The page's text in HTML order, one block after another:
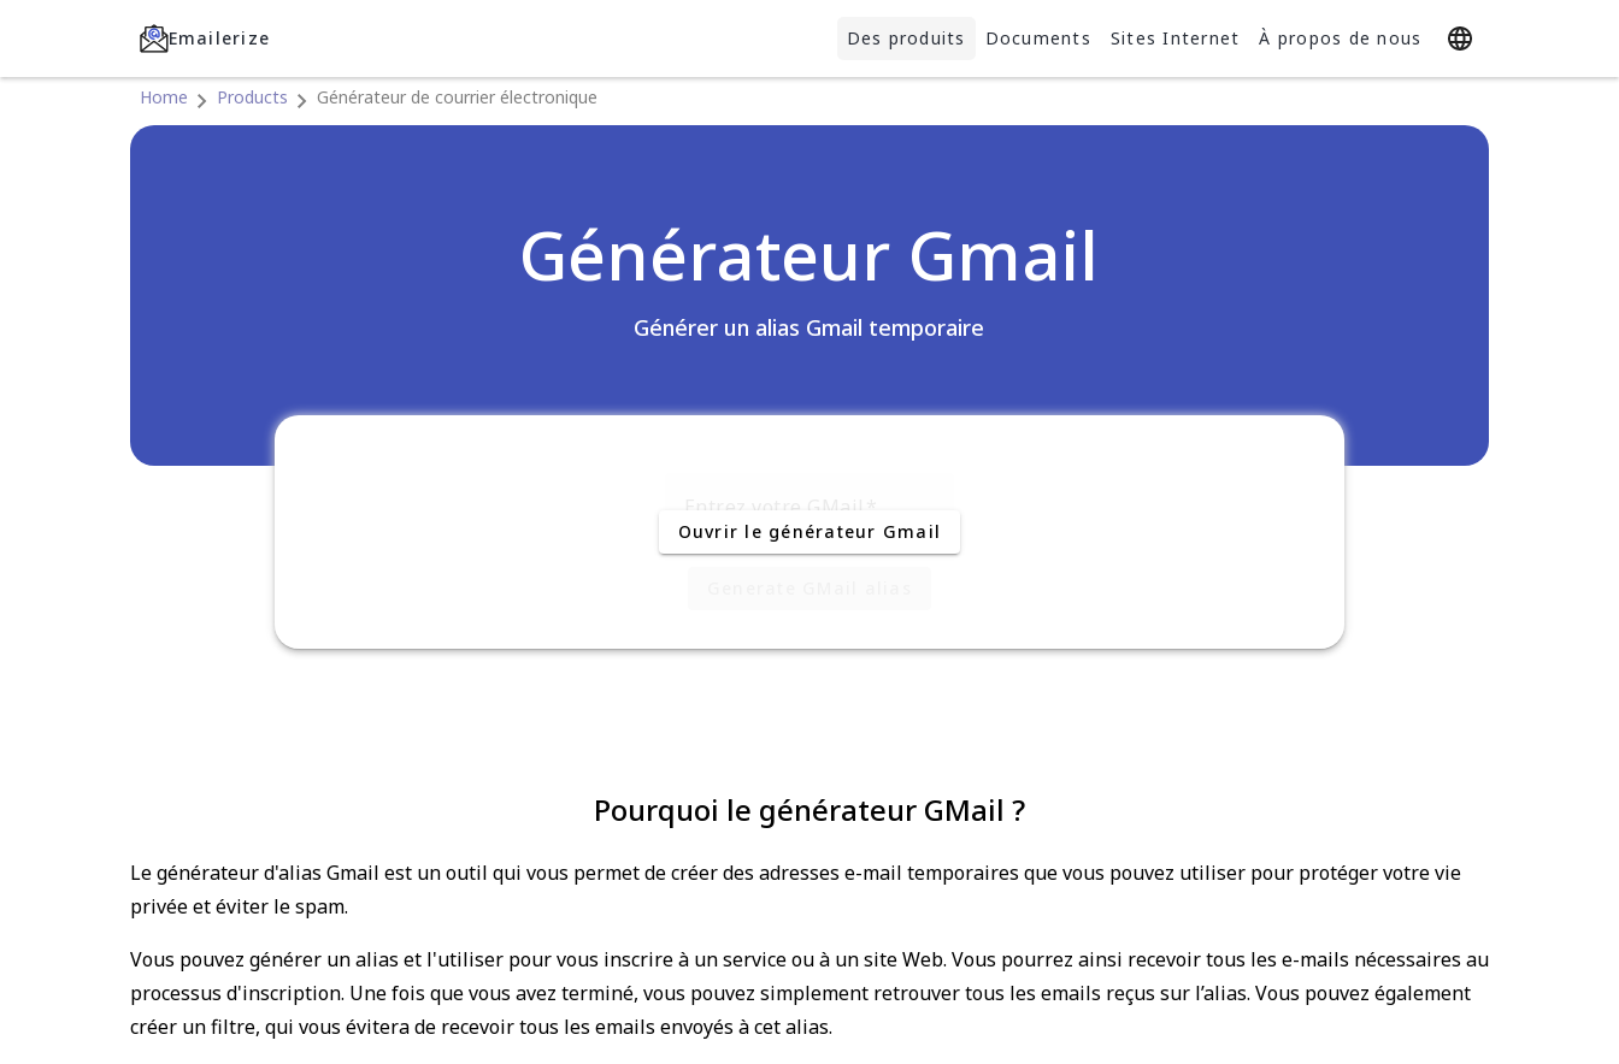
Emailerize Des produits Documents Sites Internet À propos de nous
Home Products Générateur de courrier électronique
Générateur Gmail
Générer un alias Gmail temporaire
Entrez votre GMail
Ouvrir le générateur Gmail
Pourquoi le générateur GMail ?
Le générateur d'alias Gmail est un outil qui vous permet de créer des adresses e-mail temporaires que vous pouvez utiliser pour protéger votre vie
privée et éviter le spam.
Vous pouvez générer un alias et l'utiliser pour vous inscrire à un service ou à un site Web. Vous pourrez ainsi recevoir tous les e-mails nécessaires au
processus d'inscription. Une fois que vous avez terminé, vous pouvez simplement retrouver tous les emails reçus sur l’alias. Vous pouvez également
créer un filtre, qui vous évitera de recevoir tous les emails envoyés à cet alias.